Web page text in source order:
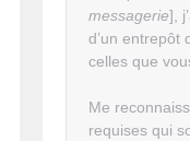
messagerie],
d’un entrepôt
celles que
Me
requises qui